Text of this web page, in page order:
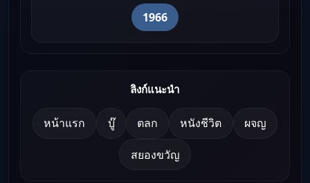
1966
ลิงก์แนะนำ
หน้าแรก บู๊ ตลก หนังชีวิต ผจญ
สยองขวัญ